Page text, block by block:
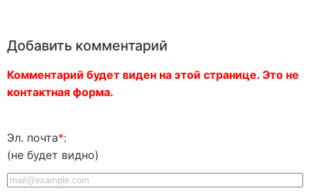
Добавить комментарий
Комментарий будет виден на этой странице. Это не
контактная форма.
Эл. почта*:
(не будет видно)